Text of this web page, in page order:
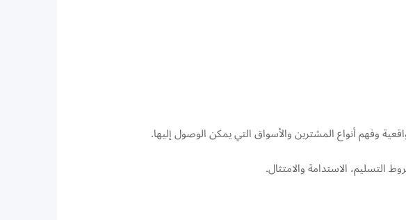
وفهم أنواع المشترين والأسواق التي يمكن الوصول إليها.
الاستدامة والامتثال.